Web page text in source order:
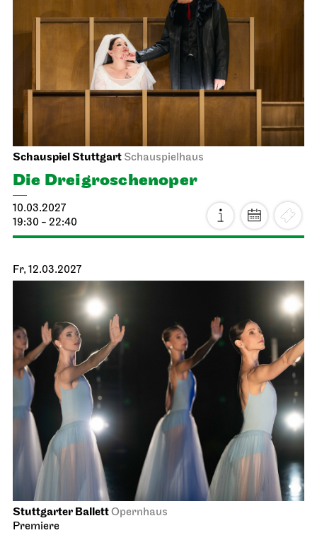
Schauspiel Stuttgart Schauspielhaus
Die Drei­groschen­oper
10.03.2027
19:30 - 22:40
Fr, 12.03.2027
Stuttgarter BallettOpernhaus
Premiere